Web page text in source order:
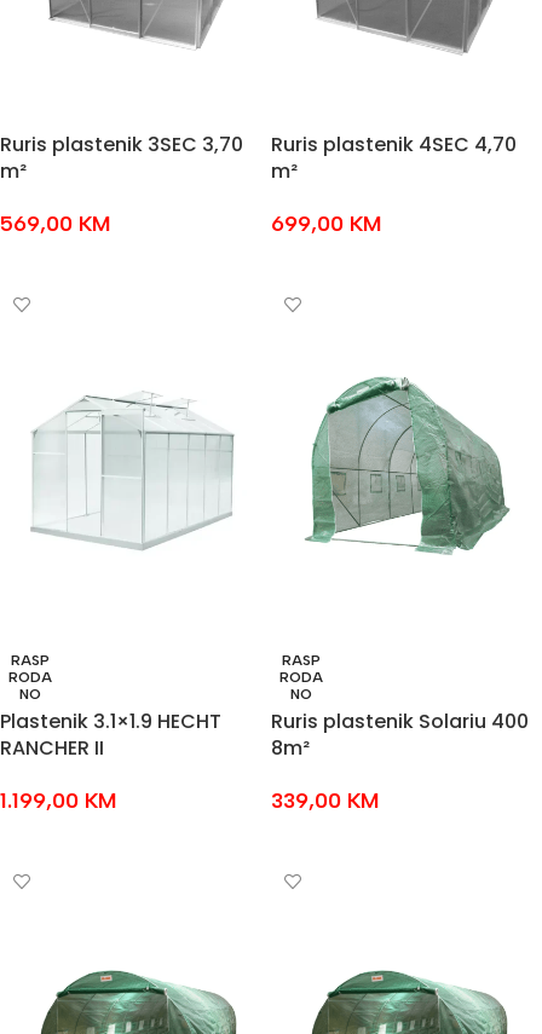
Ruris plastenik 3SEC 3,70
m²
569,00 KM
Ruris plastenik 4SEC 4,70
m²
699,00 KM
RASP
RODA
NO
Plastenik 3.1×1.9 HECHT
RANCHER II
1.199,00 KM
RASP
RODA
NO
Ruris plastenik Solariu 400
8m²
339,00 KM